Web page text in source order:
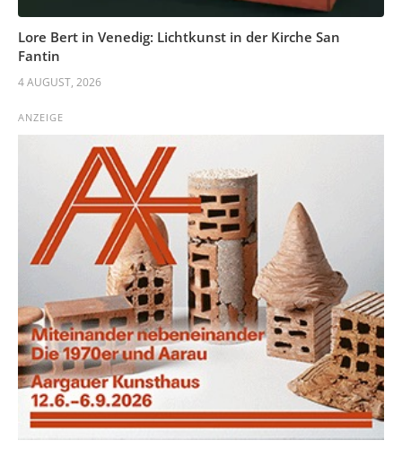
Lore Bert in Venedig: Lichtkunst in der Kirche San
Fantin
4 AUGUST, 2026
ANZEIGE